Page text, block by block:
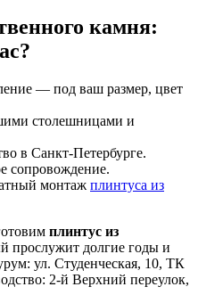
камня:
— под ваш размер, цвет
столешницами и
в Санкт-Петербурге.
сопровождение.
монтаж плинтуса из
плинтус из
прослужит долгие годы и
ул. Студенческая, 10, ТК
2-й Верхний переулок,